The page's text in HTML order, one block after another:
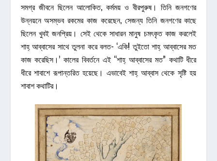
সমগ্র জীবনে ছিলেন আলোকিত, কর্মময় ও বীরপুরুষ। তিনি জনগণের
উন্নয়নে অসম্ভব রকমের কাজ করেছেন, সেজন্য তিনি জনগণের কাছে
ছিলেন খুবই জনপ্রিয়। সেই থেকে সাধারন মানুষ চমৎকৃত কাজ করলেই
শাহ্‌ আব্বাসের সাথে তুলনা করে বলত- ‘একি! তুইতো শাহ্‌ আব্বাসের মত
কাজ করেছিস।’ কালের বিবর্তনে এই “শাহ্‌ আব্বাসের মত” কথাটি ধীরে
ধীরে শাবাশে রূপান্তরিত হয়েছে। এভাবেই শাহ্‌ আব্বাস থেকে সৃষ্টি হয়
শাবাশ কথাটির।